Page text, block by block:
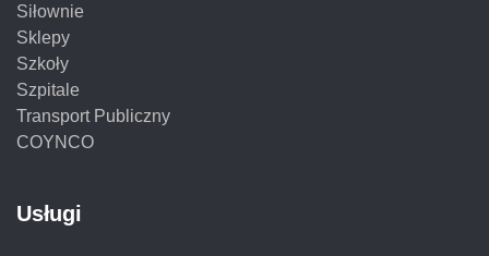
Siłownie
Sklepy
Szkoły
Szpitale
Transport Publiczny
COYNCO
Usługi